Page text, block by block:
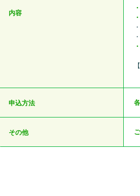
内容
申込方法
その他